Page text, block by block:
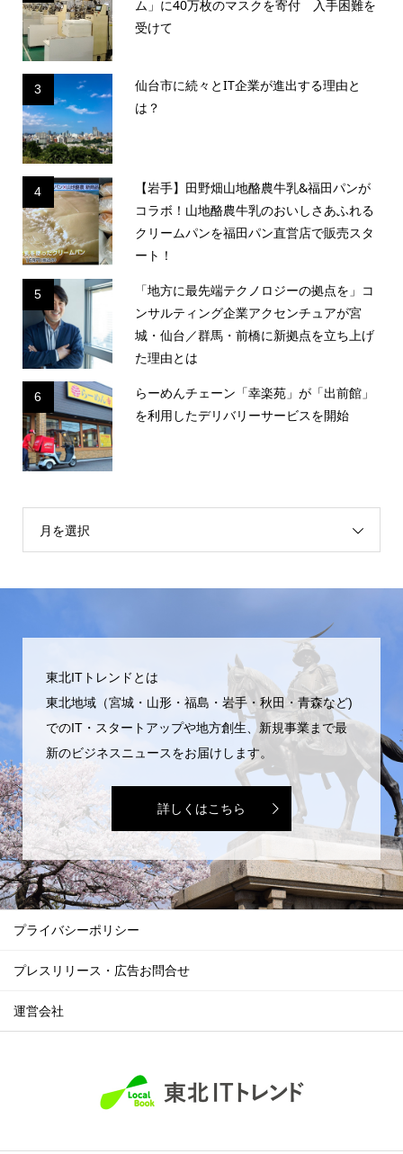
ム」に40万枚のマスクを寄付 入手困難を
受けて
3
仙台市に続々とIT企業が進出する理由と
は？
4
【岩手】田野畑山地酪農牛乳&福田パンが
コラボ！山地酪農牛乳のおいしさあふれる
クリームパンを福田パン直営店で販売スタ
ート！
5
「地方に最先端テクノロジーの拠点を」コ
ンサルティング企業アクセンチュアが宮
城・仙台／群馬・前橋に新拠点を立ち上げ
た理由とは
6
らーめんチェーン「幸楽苑」が「出前館」
を利用したデリバリーサービスを開始
月を選択
東北ITトレンドとは
東北地域（宮城・山形・福島・岩手・秋田・青森など)
でのIT・スタートアップや地方創生、新規事業まで最
新のビジネスニュースをお届けします。
詳しくはこちら
プライバシーポリシー
プレスリリース・広告お問合せ
運営会社